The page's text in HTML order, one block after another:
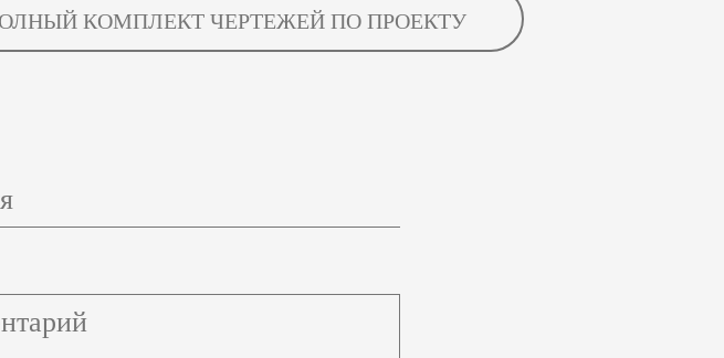
КОМПЛЕКТ ЧЕРТЕЖЕЙ ПО ПРОЕКТУ